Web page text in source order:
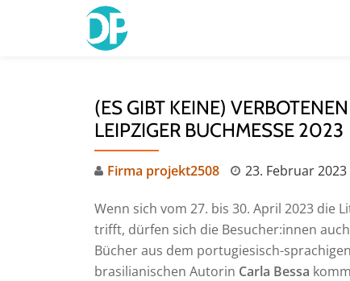
(ES GIBT KEINE)
LEIPZIGER BUCHMESSE 2023
Firma projekt2508 23. Februar 2023
Wenn sich vom 27. bis 30. April 2023 die
trifft, dürfen sich die Besucher:innen
Bücher aus dem portugiesisch-
brasilianischen Autorin Carla Bessa